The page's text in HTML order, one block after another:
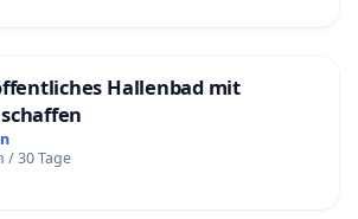
Hallenbad mit
/ 30 Tage